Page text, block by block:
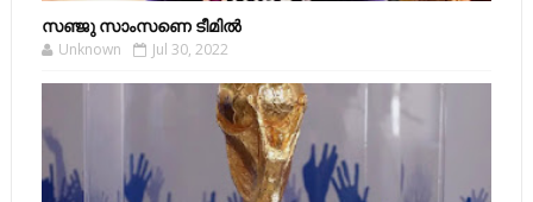
സഞ്ജു സാംസണെ ടീമില്‍
Unknown Jul 30, 2022